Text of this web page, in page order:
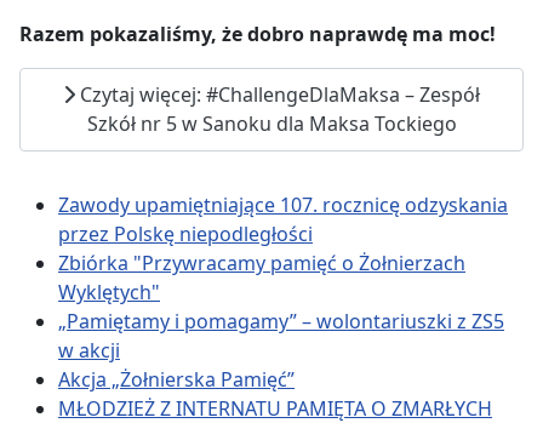
Razem pokazaliśmy, że dobro naprawdę ma moc!
Czytaj więcej: #ChallengeDlaMaksa – Zespół
Szkół nr 5 w Sanoku dla Maksa Tockiego
Zawody upamiętniające 107. rocznicę odzyskania
przez Polskę niepodległości
Zbiórka "Przywracamy pamięć o Żołnierzach
Wyklętych"
„Pamiętamy i pomagamy” – wolontariuszki z ZS5
w akcji
Akcja „Żołnierska Pamięć”
MŁODZIEŻ Z INTERNATU PAMIĘTA O ZMARŁYCH